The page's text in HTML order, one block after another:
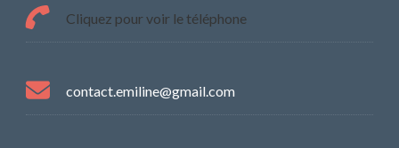
Cliquez pour voir le téléphone
contact.emiline@gmail.com